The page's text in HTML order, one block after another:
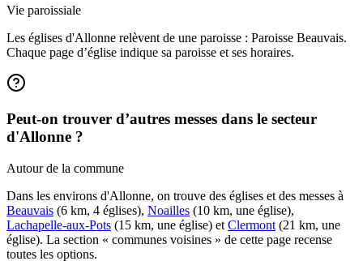
Vie paroissiale
Les églises d'Allonne relèvent de une paroisse : Paroisse Beauvais.
Chaque page d’église indique sa paroisse et ses horaires.
Peut-on trouver d’autres messes dans le secteur
d'Allonne ?
Autour de la commune
Dans les environs d'Allonne, on trouve des églises et des messes à
Beauvais (6 km, 4 églises), Noailles (10 km, une église),
Lachapelle-aux-Pots (15 km, une église) et Clermont (21 km, une
église). La section « communes voisines » de cette page recense
toutes les options.